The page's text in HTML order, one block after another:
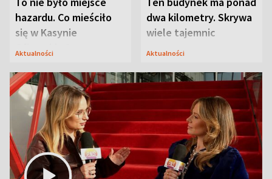
hazardu. Co mieściło
się w Kasynie
Oficerskim?
Aktualności
dwa kilometry. Skrywa
wiele tajemnic
Aktualności